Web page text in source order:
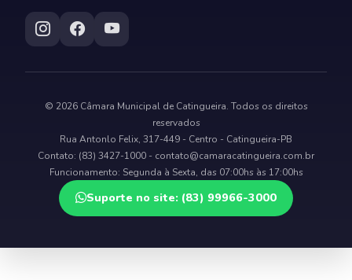
© 2026 Câmara Municipal de Catingueira. Todos os direitos
reservados
Rua Antonlo Felix, 317-449 - Centro - Catingueira-PB
Contato: (83) 3427-1000 - contato@camaracatingueira.com.br
Funcionamento: Segunda à Sexta, das 07:00hs às 17:00hs
Suporte no site: (83) 99966-3000